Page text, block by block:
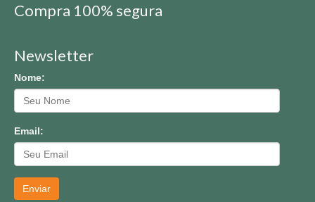
Compra 100% segura
Newsletter
Nome:
Email:
Enviar